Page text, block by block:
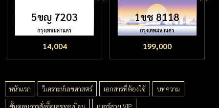
5ขญ 7203
14,004
1ขช 8118
199,000
หน้าแรก วิเคราะห์เลขศาสตร์ เอกสารที่ต้องใช้
บทความ